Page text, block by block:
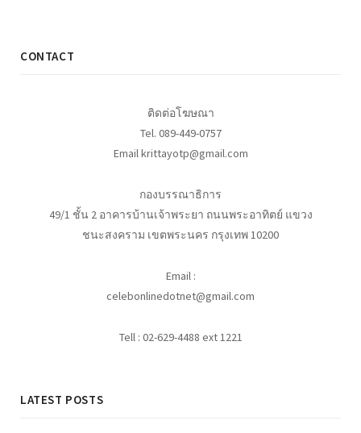
CONTACT
ติดต่อโฆษณา
Tel. 089-449-0757
Email krittayotp@gmail.com
กองบรรณาธิการ
49/1 ชั้น 2 อาคารบ้านเจ้าพระยา ถนนพระอาทิตย์ แขวง
ชนะสงคราม เขตพระนคร กรุงเทพ 10200
Email :
celebonlinedotnet@gmail.com
Tell : 02-629-4488 ext 1221
LATEST POSTS